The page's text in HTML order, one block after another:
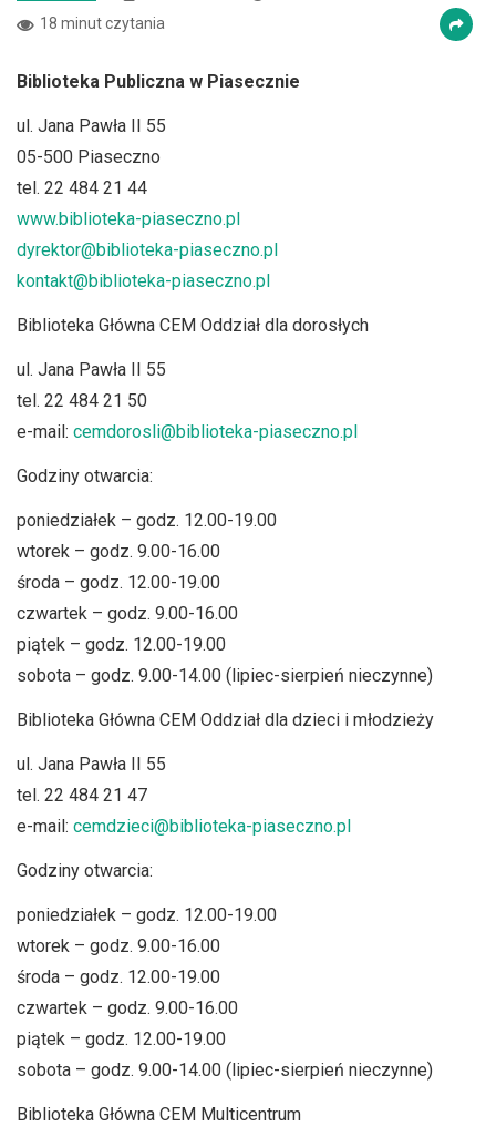
18 minut czytania
Biblioteka Publiczna w Piasecznie
ul. Jana Pawła II 55
05-500 Piaseczno
tel. 22 484 21 44
www.biblioteka-piaseczno.pl
dyrektor@biblioteka-piaseczno.pl
kontakt@biblioteka-piaseczno.pl
Biblioteka Główna CEM Oddział dla dorosłych
ul. Jana Pawła II 55
tel. 22 484 21 50
e-mail: cemdorosli@biblioteka-piaseczno.pl
Godziny otwarcia:
poniedziałek – godz. 12.00-19.00
wtorek – godz. 9.00-16.00
środa – godz. 12.00-19.00
czwartek – godz. 9.00-16.00
piątek – godz. 12.00-19.00
sobota – godz. 9.00-14.00 (lipiec-sierpień nieczynne)
Biblioteka Główna CEM Oddział dla dzieci i młodzieży
ul. Jana Pawła II 55
tel. 22 484 21 47
e-mail: cemdzieci@biblioteka-piaseczno.pl
Godziny otwarcia:
poniedziałek – godz. 12.00-19.00
wtorek – godz. 9.00-16.00
środa – godz. 12.00-19.00
czwartek – godz. 9.00-16.00
piątek – godz. 12.00-19.00
sobota – godz. 9.00-14.00 (lipiec-sierpień nieczynne)
Biblioteka Główna CEM Multicentrum